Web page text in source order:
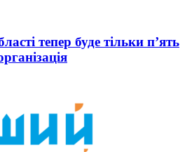
тепер буде тільки п’ять